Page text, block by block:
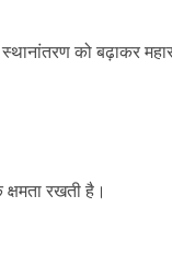
को बढ़ाकर
रखती है।